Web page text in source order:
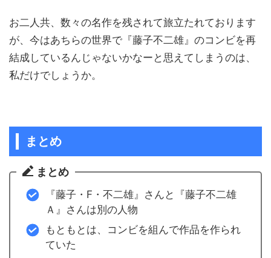
お二人共、数々の名作を残されて旅立たれております
が、今はあちらの世界で『藤子不二雄』のコンビを再
結成しているんじゃないかなーと思えてしまうのは、
私だけでしょうか。
まとめ
まとめ
『藤子・F・不二雄』さんと『藤子不二雄
Ａ』さんは別の人物
もともとは、コンビを組んで作品を作られ
ていた